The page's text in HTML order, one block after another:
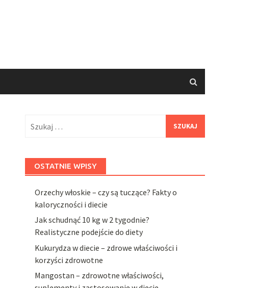
OSTATNIE WPISY
Orzechy włoskie – czy są tuczące? Fakty o
kaloryczności i diecie
Jak schudnąć 10 kg w 2 tygodnie?
Realistyczne podejście do diety
Kukurydza w diecie – zdrowe właściwości i
korzyści zdrowotne
Mangostan – zdrowotne właściwości,